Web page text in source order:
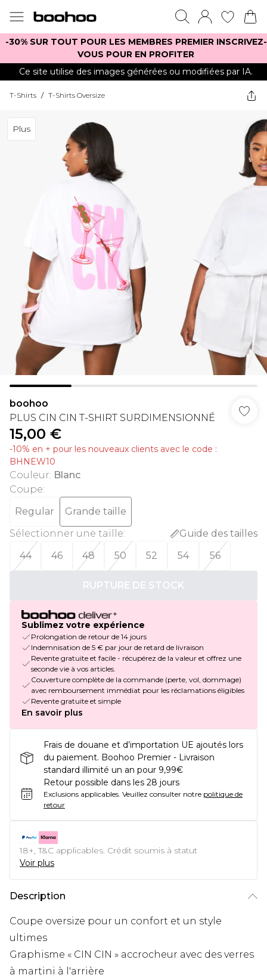
-30% SUR TOUT POUR LES MEMBRES PREMIER INSCRIVEZ-
VOUS POUR EN PROFITER
Ce site utilise des images générées ou modifiées par IA.
T-Shirts / T-Shirts Oversize
Plus
boohoo
PLUS CIN CIN T-SHIRT SURDIMENSIONNÉ
15,00 €
-10% en + pour les nouveaux clients avec le code :
BHNEW10
Couleur: Blanc
Coupe:
Regular
Grande taille
Sélectionner une taille:
Guide des tailles
44
46 48 50 52 54 56
RUPTURE DE STOCK
Sublimez votre expérience
Prolongation de retour de 14 jours
Indemnisation de 5 € par jour de retard de livraison
Revente gratuite et facile - récupérez de la valeur et offrez une
seconde vie à vos articles.
Couverture complète de la commande (perte, vol, dommage)
avec remboursement immédiat pour les réclamations éligibles
Revente gratuite et simple
En savoir plus
Frais de douane et d’importation UE ajoutés lors
du paiement. Boohoo Premier - Livraison
standard illimité un an pour 9,99€
Retour possible dans les 28 jours
Exclusions applicables. Veuillez consulter notre politique de
retour
18+, T&C applicables. Crédit soumis à statut
Voir plus
Description
Coupe oversize pour un confort et un style
ultimes
Graphisme « CIN CIN » accrocheur avec des verres
à martini à l'arrière